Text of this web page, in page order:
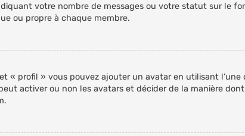
votre nombre de messages ou votre statut sur le
ou propre à chaque membre.
« profil » vous pouvez ajouter un avatar en utilisant
activer ou non les avatars et décider de la manière